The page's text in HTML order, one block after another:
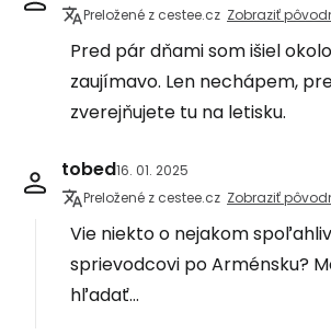
Preložené z cestee.cz Zobraziť
Pred pár dňami som išiel
zaujímavo. Len nechápem,
zverejňujete tu na letisku.
tobed16. 01. 2025
Preložené z cestee.cz Zobraziť
Vie niekto o nejakom
sprievodcovi po Arménsku?
hľadať...